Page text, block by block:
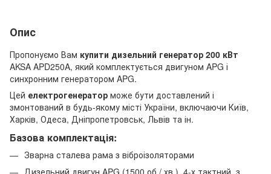
Опис
Пропонуємо Вам купити дизельний генератор 200 кВт
AKSA APD250A, який комплектується двигуном APG і
синхронним генератором APG.
Цей електрогенератор може бути доставлений і
змонтований в будь-якому місті України, включаючи Київ,
Харків, Одеса, Дніпропетровськ, Львів та ін.
Базова комплектація:
Зварна сталева рама з віброізоляторами